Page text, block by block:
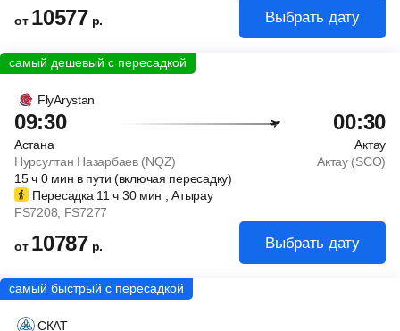
от 10577 р. Выбрать дату
FlyArystan
09:30 00:30
Астана
Актау
Нурсултан Назарбаев (NQZ)
Актау (SCO)
15ч0 мин в пути (включая пересадку)
Пересадка 11ч 30 мин , Атырау
FS7208 , FS7277
от 10787 р. Выбрать дату
СКАТ